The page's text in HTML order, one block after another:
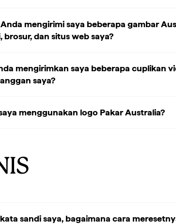
mengirimi saya beberapa gambar
brosur, dan situs web saya?
mengirimkan saya beberapa cuplikan
saya?
menggunakan logo Pakar Australia?
sandi saya, bagaimana cara